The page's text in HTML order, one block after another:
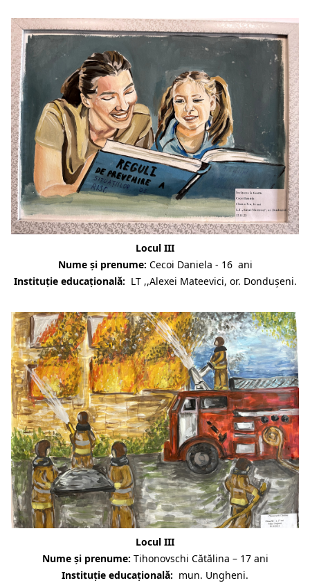
Locul III
Nume și prenume: Cecoi Daniela - 16 ani
Instituție educațională: LT ,,Alexei Mateevici, or. Dondușeni.
Locul III
Nume și prenume: Tihonovschi Cătălina – 17 ani
Instituție educațională: mun. Ungheni.